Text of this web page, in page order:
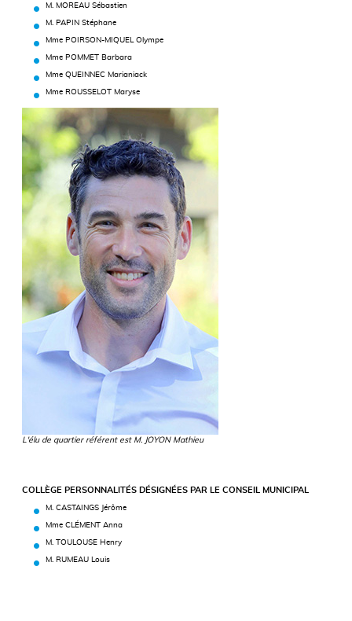
M. MOREAU Sébastien
M. PAPIN Stéphane
Mme POIRSON-MIQUEL Olympe
Mme POMMET Barbara
Mme QUEINNEC Marianiack
Mme ROUSSELOT Maryse
L'élu de quartier référent est M. JOYON Mathieu
COLLÈGE PERSONNALITÉS DÉSIGNÉES PAR LE CONSEIL MUNICIPAL
M. CASTAINGS Jérôme
Mme CLÉMENT Anna
M. TOULOUSE Henry
M. RUMEAU Louis